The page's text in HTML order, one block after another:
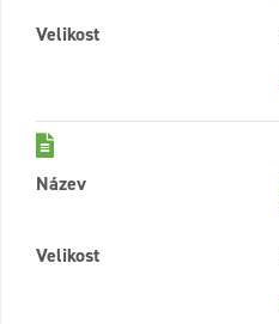
Velikost
Název
Velikost